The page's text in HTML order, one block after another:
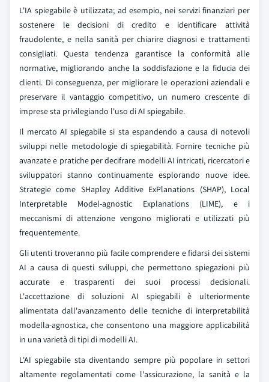
L'IA spiegabile è utilizzata; ad esempio, nei servizi finanziari per
sostenere le decisioni di credito e identificare attività
fraudolente, e nella sanità per chiarire diagnosi e trattamenti
consigliati. Questa tendenza garantisce la conformità alle
normative, migliorando anche la soddisfazione e la fiducia dei
clienti. Di conseguenza, per migliorare le operazioni aziendali e
preservare il vantaggio competitivo, un numero crescente di
imprese sta privilegiando l'uso di AI spiegabile.
Il mercato AI spiegabile si sta espandendo a causa di notevoli
sviluppi nelle metodologie di spiegabilità. Fornire tecniche più
avanzate e pratiche per decifrare modelli AI intricati, ricercatori e
sviluppatori stanno continuamente esplorando nuove idee.
Strategie come SHapley Additive ExPlanations (SHAP), Local
Interpretable Model-agnostic Explanations (LIME), e i
meccanismi di attenzione vengono migliorati e utilizzati più
frequentemente.
Gli utenti troveranno più facile comprendere e fidarsi dei sistemi
AI a causa di questi sviluppi, che permettono spiegazioni più
accurate e trasparenti dei suoi processi decisionali.
L'accettazione di soluzioni AI spiegabili è ulteriormente
alimentata dall'avanzamento delle tecniche di interpretabilità
modella-agnostica, che consentono una maggiore applicabilità
in una varietà di tipi di modelli AI.
L'AI spiegabile sta diventando sempre più popolare in settori
altamente regolamentati come l'assicurazione, la sanità e la